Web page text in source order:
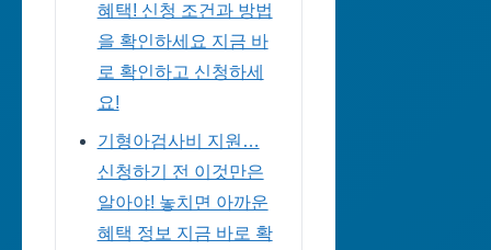
혜택! 신청 조건과 방법
을 확인하세요 지금 바
로 확인하고 신청하세
요!
기형아검사비 지원…
신청하기 전 이것만은
알아야! 놓치면 아까운
혜택 정보 지금 바로 확